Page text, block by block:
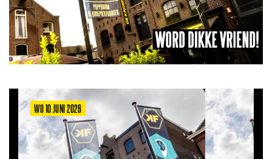
WO 10 JUNI 2026